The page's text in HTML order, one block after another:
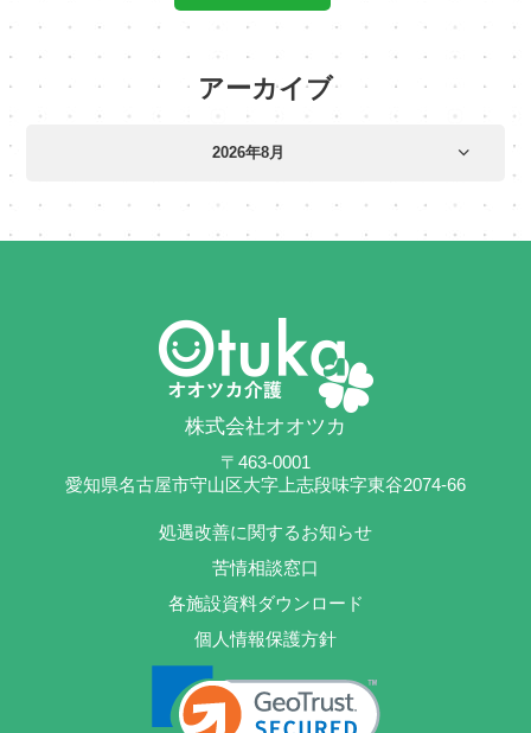
アーカイブ
株式会社オオツカ
〒463-0001
愛知県名古屋市守山区大字上志段味字東谷2074-66
処遇改善に関するお知らせ
苦情相談窓口
各施設資料ダウンロード
個人情報保護方針